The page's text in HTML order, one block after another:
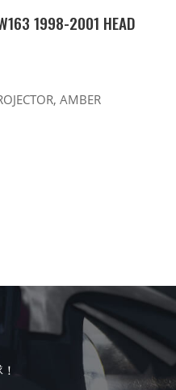
1998-2001 HEAD
AMBER